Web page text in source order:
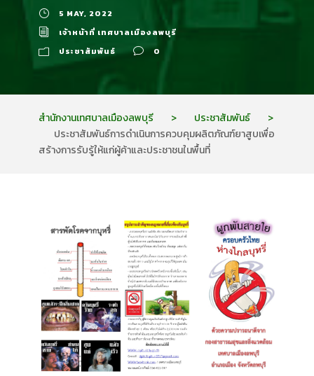
5 MAY, 2022
เจ้าหน้าที่ เทศบาลเมืองลพบุรี
ประชาสัมพันธ์
0
สำนักงานเทศบาลเมืองลพบุรี > ประชาสัมพันธ์
>
ประชาสัมพันธ์การดำเนินการควบคุมผลิตภัณฑ์ยาสูบเพื่อ
สร้างการรับรู้ให้แก่ผู้ค้าและประชาชนในพื้นที่